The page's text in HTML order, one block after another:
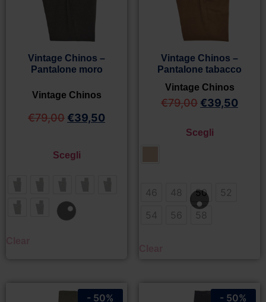
Vintage Chinos –
Pantalone moro
Vintage Chinos
€79,00 €39,50
Scegli
Vintage Chinos –
Pantalone tabacco
Vintage Chinos
€79,00 €39,50
Scegli
46 48 50
52
54
56 58
- 50% - 50%